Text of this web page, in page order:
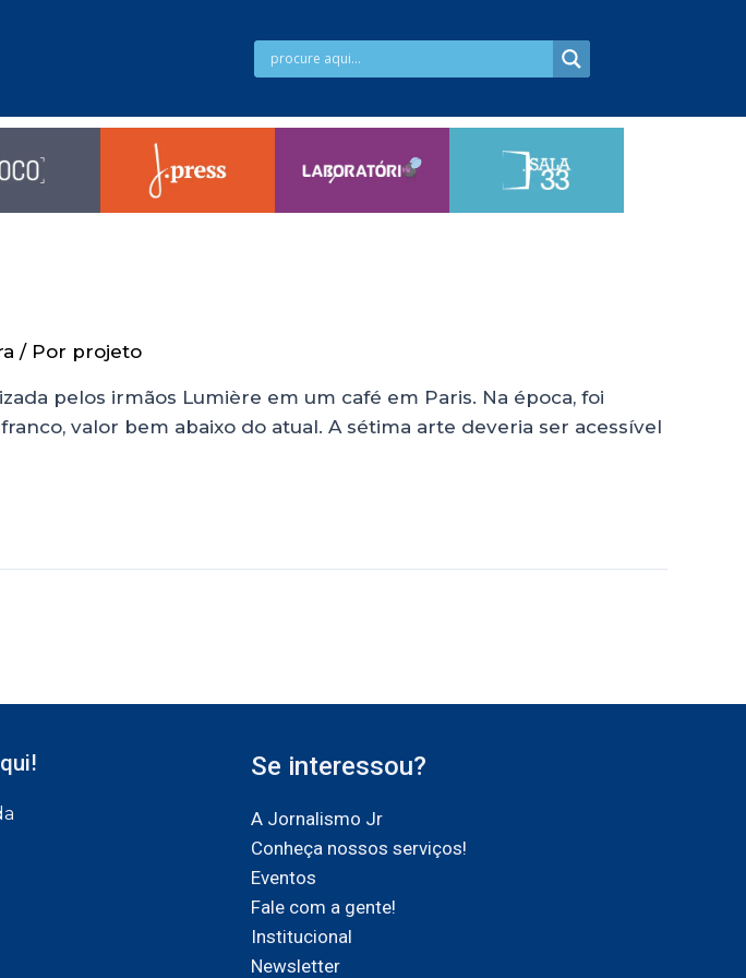
/ Por projeto
pelos irmãos Lumière em um café em Paris. Na época, foi
valor bem abaixo do atual. A sétima arte deveria ser acessível
Se interessou?
A Jornalismo Jr
Conheça nossos serviços!
Eventos
Fale com a gente!
Institucional
Newsletter